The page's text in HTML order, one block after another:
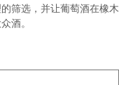
筛选，并让葡萄酒在橡木
酒。